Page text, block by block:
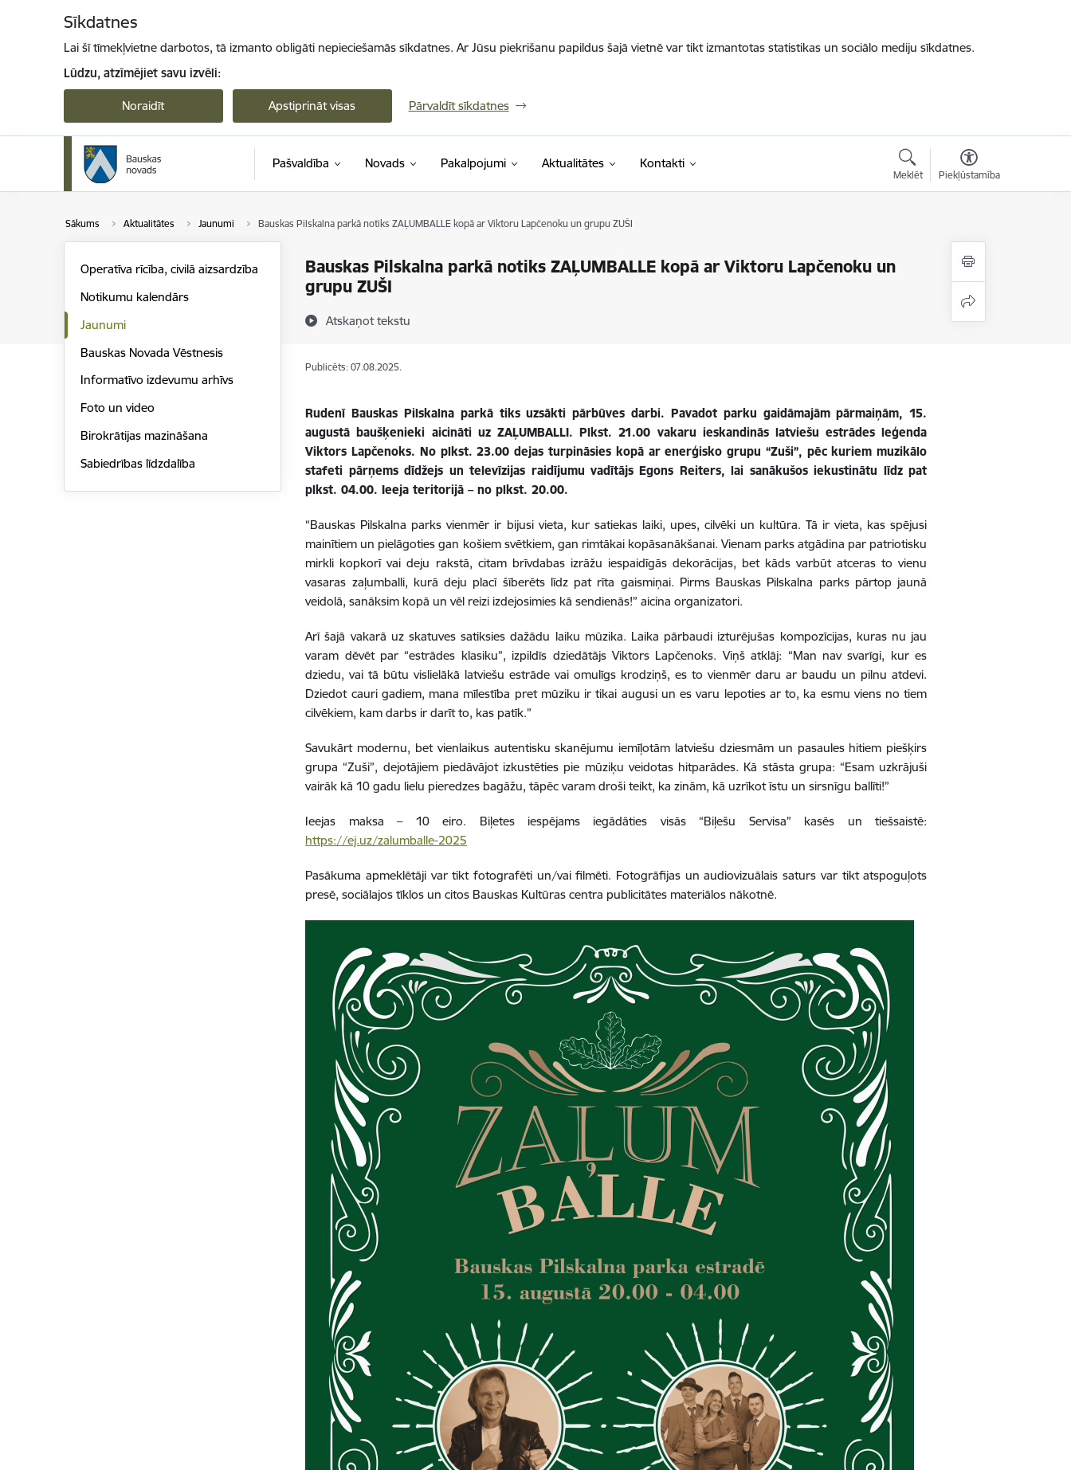
Sīkdatnes
Lai šī tīmekļvietne darbotos, tā izmanto obligāti nepieciešamās sīkdatnes. Ar Jūsu piekrišanu papildus šajā vietnē var tikt izmantotas statistikas un sociālo mediju sīkdatnes.
Lūdzu, atzīmējiet savu izvēli:
Noraidīt Apstiprināt visas Pārvaldīt sīkdatnes
Pašvaldība Novads Pakalpojumi Aktualitātes Kontakti
Meklēt Piekļūstamība
Sākums Aktualitātes Jaunumi Bauskas Pilskalna parkā notiks ZAĻUMBALLE kopā ar Viktoru Lapčenoku un grupu ZUŠI
Bauskas Pilskalna parkā notiks ZAĻUMBALLE kopā ar Viktoru Lapčenoku un
grupu ZUŠI
Atskaņot tekstu
Operatīva rīcība, civilā aizsardzība
Notikumu kalendārs
Jaunumi
Bauskas Novada Vēstnesis
Informatīvo izdevumu arhīvs
Foto un video
Birokrātijas mazināšana
Sabiedrības līdzdalība
Publicēts: 07.08.2025.
Rudenī Bauskas Pilskalna parkā tiks uzsākti pārbūves darbi. Pavadot parku gaidāmajām pārmaiņām, 15.
augustā baušķenieki aicināti uz ZAĻUMBALLI. Plkst. 21.00 vakaru ieskandinās latviešu estrādes leģenda
Viktors Lapčenoks. No plkst. 23.00 dejas turpināsies kopā ar enerģisko grupu “Zuši”, pēc kuriem muzikālo
stafeti pārņems dīdžejs un televīzijas raidījumu vadītājs Egons Reiters, lai sanākušos iekustinātu līdz pat
plkst. 04.00. Ieeja teritorijā – no plkst. 20.00.
“Bauskas Pilskalna parks vienmēr ir bijusi vieta, kur satiekas laiki, upes, cilvēki un kultūra. Tā ir vieta, kas spējusi
mainītiem un pielāgoties gan košiem svētkiem, gan rimtākai kopāsanākšanai. Vienam parks atgādina par patriotisku
mirkli kopkorī vai deju rakstā, citam brīvdabas izrāžu iespaidīgās dekorācijas, bet kāds varbūt atceras to vienu
vasaras zaļumballi, kurā deju placī šīberēts līdz pat rīta gaismiņai. Pirms Bauskas Pilskalna parks pārtop jaunā
veidolā, sanāksim kopā un vēl reizi izdejosimies kā sendienās!” aicina organizatori.
Arī šajā vakarā uz skatuves satiksies dažādu laiku mūzika. Laika pārbaudi izturējušas kompozīcijas, kuras nu jau
varam dēvēt par “estrādes klasiku”, izpildīs dziedātājs Viktors Lapčenoks. Viņš atklāj: “Man nav svarīgi, kur es
dziedu, vai tā būtu vislielākā latviešu estrāde vai omulīgs krodziņš, es to vienmēr daru ar baudu un pilnu atdevi.
Dziedot cauri gadiem, mana mīlestība pret mūziku ir tikai augusi un es varu lepoties ar to, ka esmu viens no tiem
cilvēkiem, kam darbs ir darīt to, kas patīk.”
Savukārt modernu, bet vienlaikus autentisku skanējumu iemīļotām latviešu dziesmām un pasaules hitiem piešķirs
grupa “Zuši”, dejotājiem piedāvājot izkustēties pie mūziķu veidotas hitparādes. Kā stāsta grupa: “Esam uzkrājuši
vairāk kā 10 gadu lielu pieredzes bagāžu, tāpēc varam droši teikt, ka zinām, kā uzrīkot īstu un sirsnīgu ballīti!”
Ieejas maksa – 10 eiro. Biļetes iespējams iegādāties visās “Biļešu Servisa” kasēs un tiešsaistē:
https://ej.uz/zalumballe-2025
Pasākuma apmeklētāji var tikt fotografēti un/vai filmēti. Fotogrāfijas un audiovizuālais saturs var tikt atspoguļots
presē, sociālajos tīklos un citos Bauskas Kultūras centra publicitātes materiālos nākotnē.